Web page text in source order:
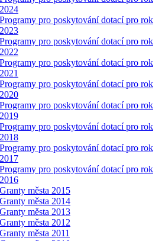
2024
Programy pro poskytování dotací pro rok
2023
Programy pro poskytování dotací pro rok
2022
Programy pro poskytování dotací pro rok
2021
Programy pro poskytování dotací pro rok
2020
Programy pro poskytování dotací pro rok
2019
Programy pro poskytování dotací pro rok
2018
Programy pro poskytování dotací pro rok
2017
Programy pro poskytování dotací pro rok
2016
Granty města 2015
Granty města 2014
Granty města 2013
Granty města 2012
Granty města 2011